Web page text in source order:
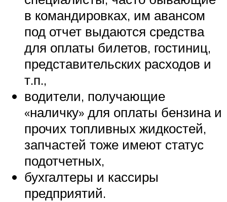
в командировках, им авансом
под отчет выдаются средства
для оплаты билетов, гостиниц,
представительских расходов и
т.п.,
водители, получающие
«наличку» для оплаты бензина и
прочих топливных жидкостей,
запчастей тоже имеют статус
подотчетных,
бухгалтеры и кассиры
предприятий.